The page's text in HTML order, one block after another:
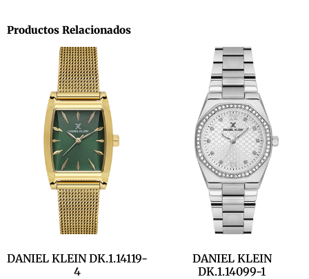
Productos Relacionados
DANIEL KLEIN DK.1.14119-
4
DANIEL KLEIN
DK.1.14099-1